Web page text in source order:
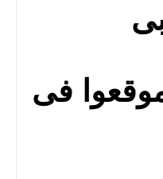
فى